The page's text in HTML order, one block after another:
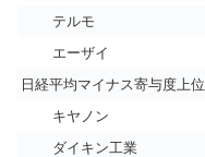
テルモ
エーザイ
日経平均マイナス寄与度上位
キヤノン
ダイキン工業